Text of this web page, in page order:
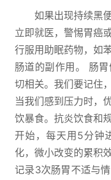
如果出现持续黑
立即就医，警惕胃癌
行服用助眠药物，如
肠道的副作用。 肠
切相关。我们要记住
当我们感到压力时，
饮暴食。抗炎饮食和
开始，每天用5分钟
化，微小改变的累积
记录3次肠胃不适与